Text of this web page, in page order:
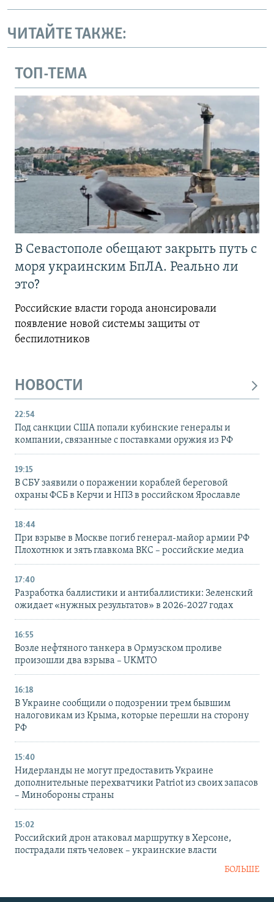
ЧИТАЙТЕ ТАКЖЕ:
ТОП-ТЕМА
В Севастополе обещают закрыть путь с
моря украинским БпЛА. Реально ли
это?
Российские власти города анонсировали
появление новой системы защиты от
беспилотников
НОВОСТИ
22:54
Под санкции США попали кубинские генералы и
компании, связанные с поставками оружия из РФ
19:15
В СБУ заявили о поражении кораблей береговой
охраны ФСБ в Керчи и НПЗ в российском Ярославле
18:44
При взрыве в Москве погиб генерал-майор армии РФ
Плохотнюк и зять главкома ВКС – российские медиа
17:40
Разработка баллистики и антибаллистики: Зеленский
ожидает «нужных результатов» в 2026-2027 годах
16:55
Возле нефтяного танкера в Ормузском проливе
произошли два взрыва – UKMTO
16:18
В Украине сообщили о подозрении трем бывшим
налоговикам из Крыма, которые перешли на сторону
РФ
15:40
Нидерланды не могут предоставить Украине
дополнительные перехватчики Patriot из своих запасов
– Минобороны страны
15:02
Российский дрон атаковал маршрутку в Херсоне,
пострадали пять человек – украинские власти
БОЛЬШЕ